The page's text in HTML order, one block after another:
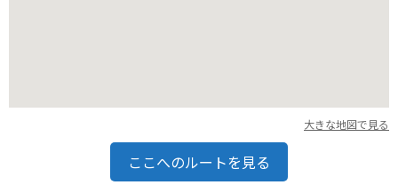
大きな地図で見る
ここへのルートを見る